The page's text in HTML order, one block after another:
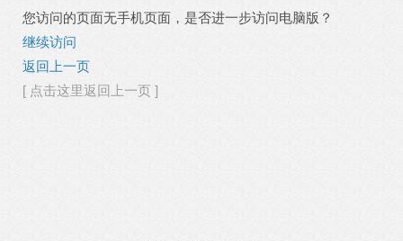
您访问的页面无手机页面，是否进一步访问电脑版？
继续访问
返回上一页
[ 点击这里返回上一页 ]